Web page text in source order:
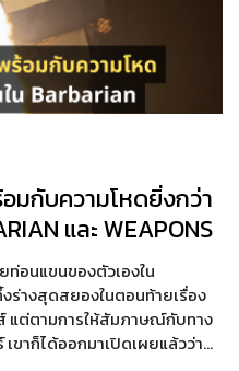
อมกับความโหดยิ่งกว่า
และ WEAPONS
อนแขนของตัวเองใน
ร่างสุดสยองในตอนท้ายเรื่อง
แต่ตามการให้สัมภาษณ์กับทาง
ขาก็ได้ออกมาเปิดเผยแล้วว่า…